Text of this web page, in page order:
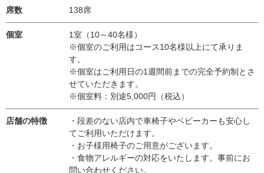
席数 138席
個室
1室（10～40名様）
※個室のご利用はコース10名様以上にて承りま
す。
※個室はご利用日の1週間前までの完全予約制とさ
せていただきます。
※個室料：別途5,000円（税込）
店舗の特徴
・段差のない店内で車椅子やベビーカーも安心し
てご利用いただけます。
・お子様用椅子のご用意がございます。
・食物アレルギーの対応をいたします。事前にお
問い合わせください。